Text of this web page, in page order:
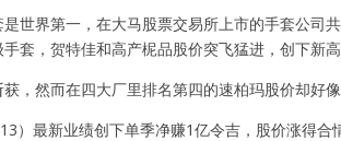
世界第一，在大马股票交易所上市的手套公司
套，贺特佳和高产柅品股价突飞猛进，创下新高
，然而在四大厂里排名第四的速柏玛股价却好像
）最新业绩创下单季净赚1亿令吉，股价涨得合